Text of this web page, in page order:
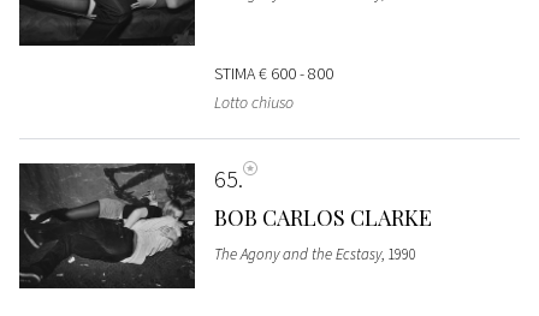
STIMA€ 600 - 800
Lotto chiuso
65
BOB CARLOS CLARKE
The Agony and the Ecstasy, 1990